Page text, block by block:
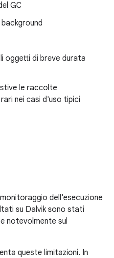
GC
oggetti di breve durata
le raccolte
nei casi d'uso tipici
dell'esecuzione
su Dalvik sono stati
notevolmente sul
queste limitazioni. In